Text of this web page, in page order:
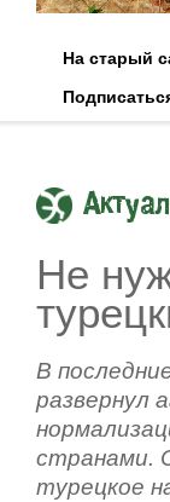
На старый
Не
В
развернул
странами.
турецкое